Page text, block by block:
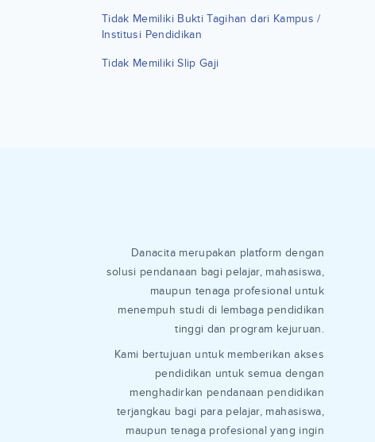
Tidak Memiliki Bukti Tagihan dari Kampus /
Institusi Pendidikan
Tidak Memiliki Slip Gaji
Danacita merupakan platform dengan
solusi pendanaan bagi pelajar, mahasiswa,
maupun tenaga profesional untuk
menempuh studi di lembaga pendidikan
tinggi dan program kejuruan.
Kami bertujuan untuk memberikan akses
pendidikan untuk semua dengan
menghadirkan pendanaan pendidikan
terjangkau bagi para pelajar, mahasiswa,
maupun tenaga profesional yang ingin